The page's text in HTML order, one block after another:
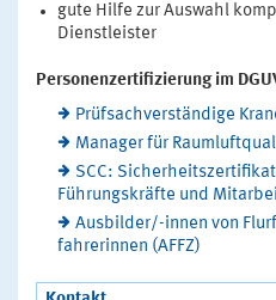
gute Hilfe zur Auswahl
Dienstleister
Personenzertifizierung im
Prüfsachverständige
Manager für
SCC:
Führungskräfte und
Ausbilder/-innen von
fahrerinnen (AFFZ)